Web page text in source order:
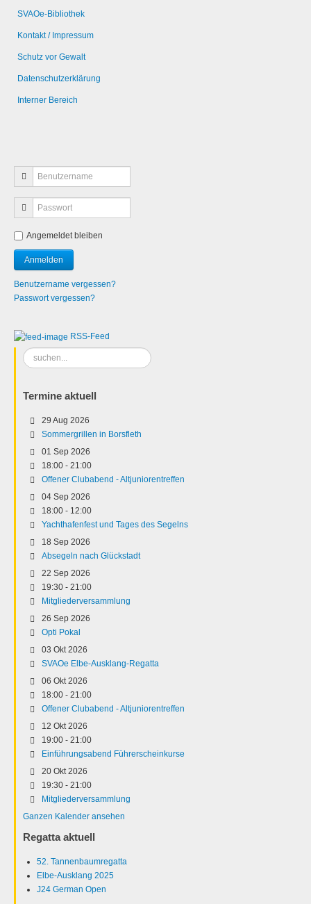
SVAOe-Bibliothek
Kontakt / Impressum
Schutz vor Gewalt
Datenschutzerklärung
Interner Bereich
Angemeldet bleiben
Benutzername vergessen?
Passwort vergessen?
RSS-Feed
Suchen
...
Termine aktuell
29 Aug 2026
Sommergrillen in Borsfleth
01 Sep 2026
18:00 - 21:00
Offener Clubabend - Altjuniorentreffen
04 Sep 2026
18:00 - 12:00
Yachthafenfest und Tages des Segelns
18 Sep 2026
Absegeln nach Glückstadt
22 Sep 2026
19:30 - 21:00
Mitgliederversammlung
26 Sep 2026
Opti Pokal
03 Okt 2026
SVAOe Elbe-Ausklang-Regatta
06 Okt 2026
18:00 - 21:00
Offener Clubabend - Altjuniorentreffen
12 Okt 2026
19:00 - 21:00
Einführungsabend Führerscheinkurse
20 Okt 2026
19:30 - 21:00
Mitgliederversammlung
Ganzen Kalender ansehen
Regatta aktuell
52. Tannenbaumregatta
Elbe-Ausklang 2025
J24 German Open